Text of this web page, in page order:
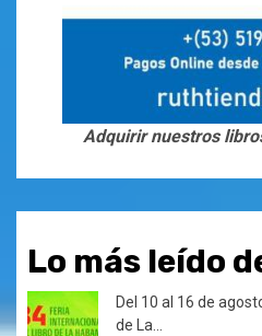
Adquirir nuestros
Lo más leído
Del 10 al 16 de
de La...